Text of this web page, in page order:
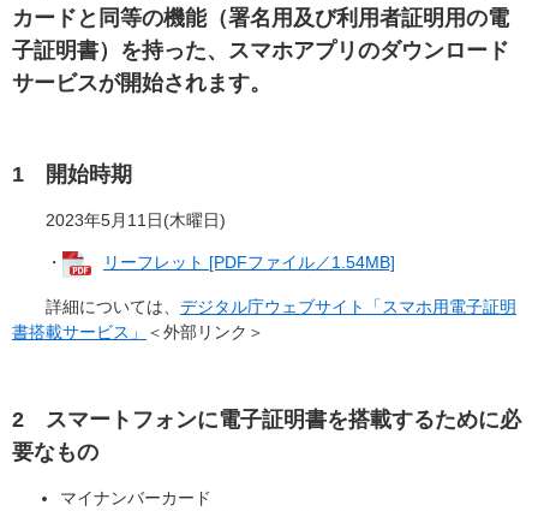
カードと同等の機能（署名用及び利用者証明用の電
子証明書）を持った、スマホアプリのダウンロード
サービスが開始されます。
1 開始時期
2023年5月11日(木曜日)
・ リーフレット [PDFファイル／1.54MB]
詳細については、 デジタル庁ウェブサイト「スマホ用電子証明
書搭載サービス」
＜外部リンク＞
2 スマートフォンに電子証明書を搭載するために必
要なもの
マイナンバーカード